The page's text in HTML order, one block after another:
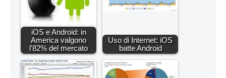
iOS e Android: in
America valgono
l'82% del mercato
Uso di Internet: iOS
batte Android